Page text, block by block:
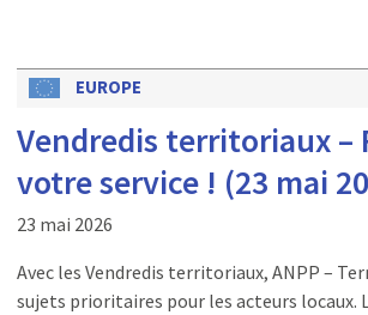
EUROPE
Vendredis territoriaux –
votre service ! (23 mai
23 mai 2026
Avec les Vendredis territoriaux, ANPP –
sujets prioritaires pour les acteurs locaux.